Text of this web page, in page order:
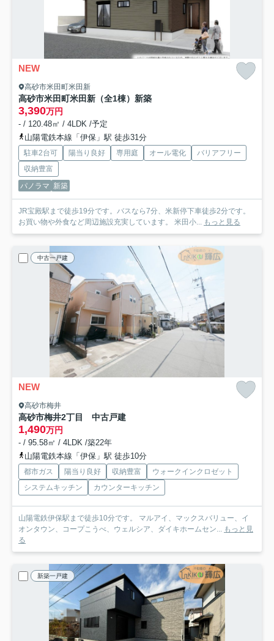
NEW
高砂市米田町米田新
高砂市米田町米田新（全1棟）新築
3,390万円
- / 120.48㎡ / 4LDK /予定
山陽電鉄本線「伊保」駅 徒歩31分
駐車2台可 陽当り良好 専用庭 オール電化
バリアフリー
収納豊富
パノラマ 新築
JR宝殿駅まで徒歩19分です。バスなら7分、米新停下車徒歩2分です。
お買い物や外食など周辺施設充実しています。 米田小... もっと見る
中古一戸建
NEW
高砂市梅井
高砂市梅井2丁目 中古戸建
1,490万円
- / 95.58㎡ / 4LDK /築22年
山陽電鉄本線「伊保」駅 徒歩10分
都市ガス 陽当り良好 収納豊富
ウォークインクロゼット
システムキッチン
カウンターキッチン
山陽電鉄伊保駅まで徒歩10分です。 マルアイ、マックスバリュー、イ
オンタウン、コープこうべ、ウェルシア、ダイキホームセン... もっと見
る
新築一戸建